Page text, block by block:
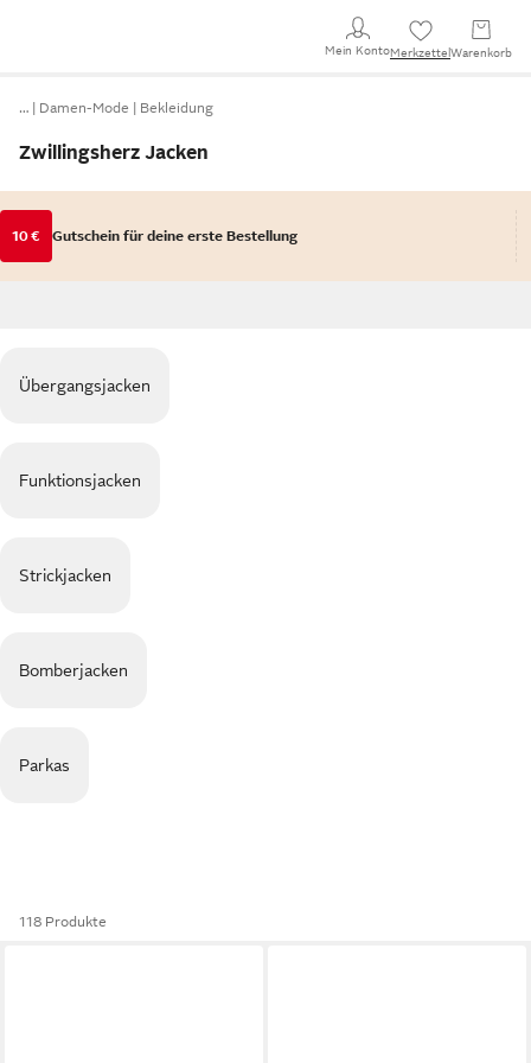
Mein KontoMerkzettel Warenkorb
… Damen-Mode Bekleidung
Zwillingsherz Jacken
10 € Gutschein für deine erste Bestellung
Übergangsjacken
Funktionsjacken
Strickjacken
Bomberjacken
Parkas
118 Produkte